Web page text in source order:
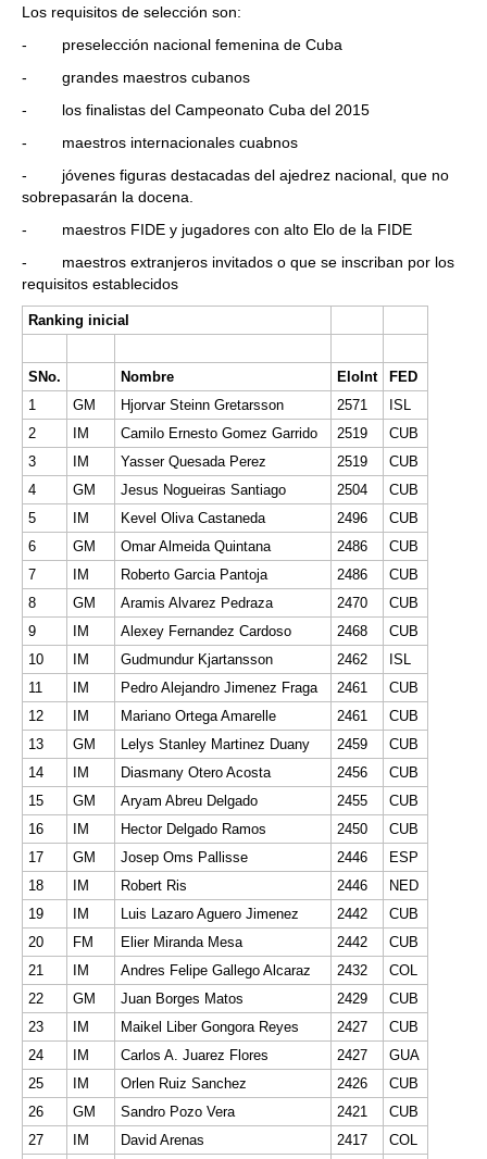
Los requisitos de selección son:
- preselección nacional femenina de Cuba
- grandes maestros cubanos
- los finalistas del Campeonato Cuba del 2015
- maestros internacionales cuabnos
- jóvenes figuras destacadas del ajedrez nacional, que no
sobrepasarán la docena.
- maestros FIDE y jugadores con alto Elo de la FIDE
- maestros extranjeros invitados o que se inscriban por los
requisitos establecidos
Ranking inicial
SNo. Nombre EloInt
FED
1
GM Hjorvar Steinn Gretarsson 2571
ISL
2
IM Camilo Ernesto Gomez Garrido 2519
CUB
3
IM Yasser Quesada Perez 2519
CUB
4
GM Jesus Nogueiras Santiago 2504
CUB
5
IM Kevel Oliva Castaneda 2496
CUB
6
GM Omar Almeida Quintana 2486
CUB
7
IM Roberto Garcia Pantoja 2486
CUB
8
GM Aramis Alvarez Pedraza 2470
CUB
9
IM Alexey Fernandez Cardoso 2468
CUB
10
IM Gudmundur Kjartansson 2462
ISL
11
IM Pedro Alejandro Jimenez Fraga 2461
CUB
12
IM Mariano Ortega Amarelle 2461
CUB
13
GM Lelys Stanley Martinez Duany 2459
CUB
14
IM Diasmany Otero Acosta 2456
CUB
15
GM Aryam Abreu Delgado 2455
CUB
16
IM Hector Delgado Ramos 2450
CUB
17
GM Josep Oms Pallisse 2446
ESP
18
IM Robert Ris 2446
NED
19
IM Luis Lazaro Aguero Jimenez 2442
CUB
20
FM Elier Miranda Mesa 2442
CUB
21
IM Andres Felipe Gallego Alcaraz 2432
COL
22
GM Juan Borges Matos 2429
CUB
23
IM Maikel Liber Gongora Reyes 2427
CUB
24
IM Carlos A. Juarez Flores 2427
GUA
25
IM Orlen Ruiz Sanchez 2426
CUB
26
GM Sandro Pozo Vera 2421
CUB
27
IM David Arenas 2417
COL